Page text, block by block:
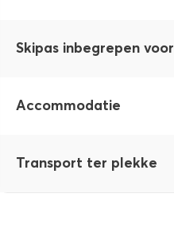
Skipas inbegrepen voor
Accommodatie
Transport ter plekke